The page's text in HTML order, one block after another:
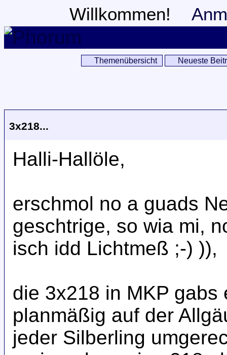
Willkommen!
Themenübersicht Neueste
3x218...
Halli-Hallöle,
erschmol no a guads
geschtrige, so wia mi,
isch idd Lichtmeß ;-) )),
die 3x218 in MKP gabs
planmäßig auf der
jeder Silberling